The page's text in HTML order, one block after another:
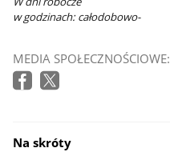
w godzinach: całodobowo-
MEDIA SPOŁECZNOŚCIOWE:
Na skróty